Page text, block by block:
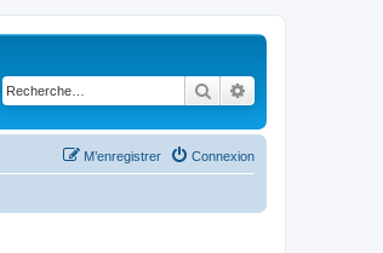
Rechercher
Connexion
M’enregistrer